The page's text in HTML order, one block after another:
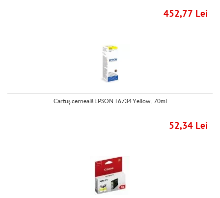
452,77 Lei
Cartuş cerneală EPSON T6734 Yellow , 70ml
52,34 Lei